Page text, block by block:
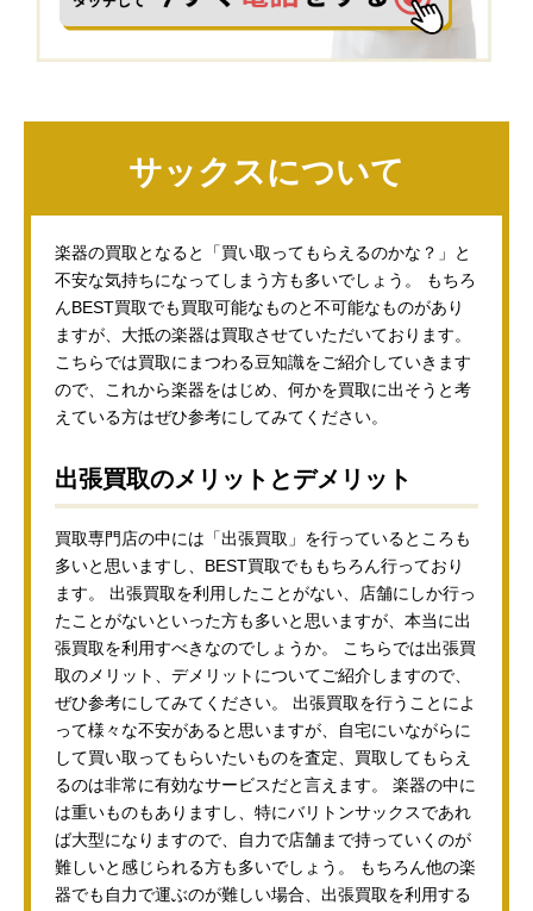
サックスについて
楽器の買取となると「買い取ってもらえるのかな？」と
不安な気持ちになってしまう方も多いでしょう。 もちろ
んBEST買取でも買取可能なものと不可能なものがあり
ますが、大抵の楽器は買取させていただいております。
こちらでは買取にまつわる豆知識をご紹介していきます
ので、これから楽器をはじめ、何かを買取に出そうと考
えている方はぜひ参考にしてみてください。
出張買取のメリットとデメリット
買取専門店の中には「出張買取」を行っているところも
多いと思いますし、BEST買取でももちろん行っており
ます。 出張買取を利用したことがない、店舗にしか行っ
たことがないといった方も多いと思いますが、本当に出
張買取を利用すべきなのでしょうか。 こちらでは出張買
取のメリット、デメリットについてご紹介しますので、
ぜひ参考にしてみてください。 出張買取を行うことによ
って様々な不安があると思いますが、自宅にいながらに
して買い取ってもらいたいものを査定、買取してもらえ
るのは非常に有効なサービスだと言えます。 楽器の中に
は重いものもありますし、特にバリトンサックスであれ
ば大型になりますので、自力で店舗まで持っていくのが
難しいと感じられる方も多いでしょう。 もちろん他の楽
器でも自力で運ぶのが難しい場合、出張買取を利用する